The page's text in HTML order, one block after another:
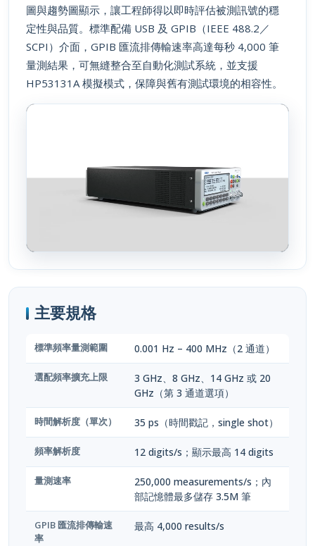
圖與趨勢圖顯示，讓工程師得以即時評估被測訊號的穩
定性與品質。標準配備 USB 及 GPIB（IEEE 488.2／
SCPI）介面，GPIB 匯流排傳輸速率高達每秒 4,000 筆
量測結果，可無縫整合至自動化測試系統，並支援
HP53131A 模擬模式，保障與舊有測試環境的相容性。
主要規格
標準頻率量測範圍 0.001 Hz – 400 MHz（2 通道）
選配頻率擴充上限
3 GHz、8 GHz、14 GHz 或 20
GHz（第 3 通道選項）
時間解析度（單次） 35 ps（時間戳記，single shot）
頻率解析度 12 digits/s；顯示最高 14 digits
量測速率
250,000 measurements/s；內
部記憶體最多儲存 3.5M 筆
GPIB 匯流排傳輸速
率
最高 4,000 results/s